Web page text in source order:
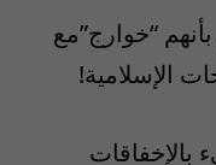
“خوارج”مع
الإسلامية!
بالإخفاقات